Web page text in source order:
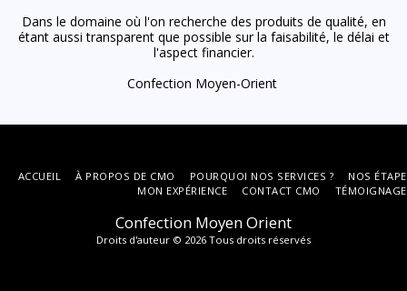
Dans le domaine où l'on recherche des produits de qualité, en
étant aussi transparent que possible sur la faisabilité, le délai et
l'aspect financier.
Confection Moyen-Orient
Confection Moyen Orient
Droits d'auteur © 2026 Tous droits réservés
ACCUEIL À PROPOS DE CMO POURQUOI NOS SERVICES ?
NOS
MON EXPÉRIENCE
CONTACT CMO